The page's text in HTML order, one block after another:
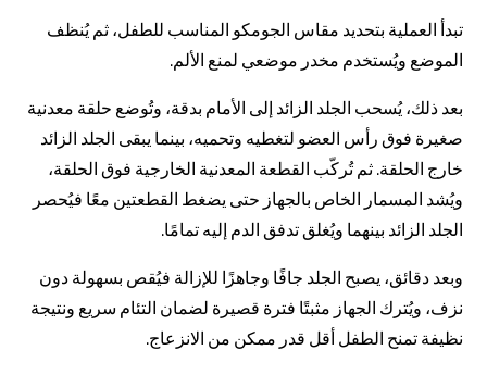
تبدأ العملية بتحديد مقاس الجومكو المناسب للطفل، ثم يُنظف
الموضع ويُستخدم مخدر موضعي لمنع الألم.
بعد ذلك، يُسحب الجلد الزائد إلى الأمام بدقة، وتُوضع حلقة معدنية
صغيرة فوق رأس العضو لتغطيه وتحميه، بينما يبقى الجلد الزائد
خارج الحلقة. ثم تُركّب القطعة المعدنية الخارجية فوق الحلقة،
ويُشد المسمار الخاص بالجهاز حتى يضغط القطعتين معًا فيُحصر
الجلد الزائد بينهما ويُغلق تدفق الدم إليه تمامًا.
وبعد دقائق، يصبح الجلد جافًا وجاهزًا للإزالة فيُقص بسهولة دون
نزف، ويُترك الجهاز مثبتًا فترة قصيرة لضمان التئام سريع ونتيجة
نظيفة تمنح الطفل أقل قدر ممكن من الانزعاج.